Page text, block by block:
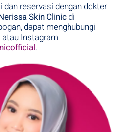
dan reservasi dengan dokter
Skin Clinicdi
dapat menghubungi
atau Instagram
.